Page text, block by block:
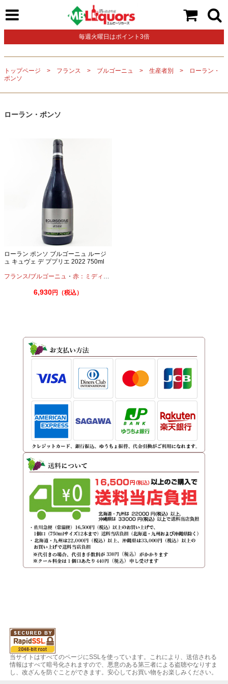
毎週火曜日はポイント3倍
トップページ フランス ブルゴーニュ 生産者別
ローラン・
ポンソ
ローラン・ポンソ
ローラン ポンソ ブルゴーニュ ルージ
ュ キュヴェ デ ププリエ 2022 750ml
フランス/ブルゴーニュ ・ 赤：ミディアムボディ
6,930円（税込）
当サイトはすべてのページにSSLを使っています。これにより、送信される
情報はすべて暗号化されますので、悪意のある第三者による盗聴やなりすま
し、改ざんを防ぐことができます。安心してお買い物をお楽しみください。